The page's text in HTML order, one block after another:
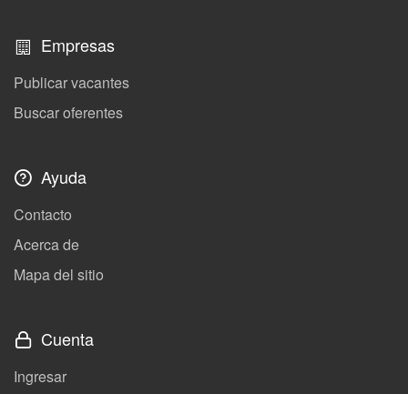
Empresas
Publicar vacantes
Buscar oferentes
Ayuda
Contacto
Acerca de
Mapa del sitio
Cuenta
Ingresar